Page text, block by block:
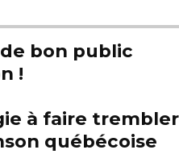
bon public
!
à faire
québécoise